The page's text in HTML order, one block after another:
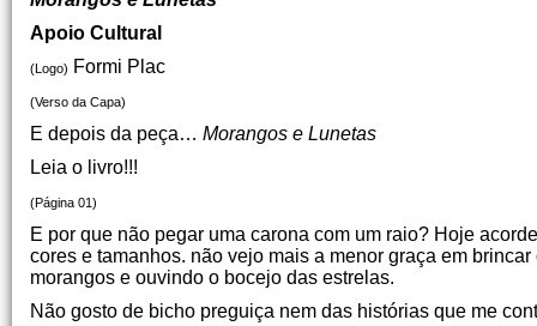
Apoio Cultural
(Logo) Formi Plac
(Verso da Capa)
E depois da peça… Morangos e Lunetas
Leia o livro!!!
(Página 01)
E por que não pegar uma carona com um raio? Hoje
cores e tamanhos. não vejo mais a menor graça em
morangos e ouvindo o bocejo das estrelas.
Não gosto de bicho preguiça nem das histórias que me